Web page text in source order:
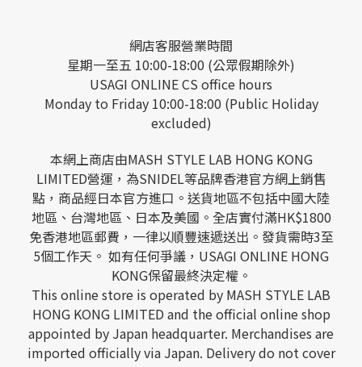
網店客服營業時間
星期一至五 10:00-18:00 (公眾假期除外)
USAGI ONLINE CS office hours
Monday to Friday 10:00-18:00 (Public Holiday
excluded)
本網上商店由MASH STYLE LAB HONG KONG
LIMITED營運，為SNIDEL等品牌香港官方網上銷售
點，商品經日本官方進口。送貨地區不包括中國大陸
地區、台灣地區、日本及美國。全店實付滿HK$1800
免香港地區郵費，一律以順豐速遞送出。發貨需時3至
5個工作天。 如有任何爭議，USAGI ONLINE HONG
KONG保留最終決定權。
This online store is operated by MASH STYLE LAB
HONG KONG LIMITED and the official online shop
appointed by Japan headquarter. Merchandises are
imported officially via Japan. Delivery do not cover